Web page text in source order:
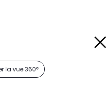
la vue 360°